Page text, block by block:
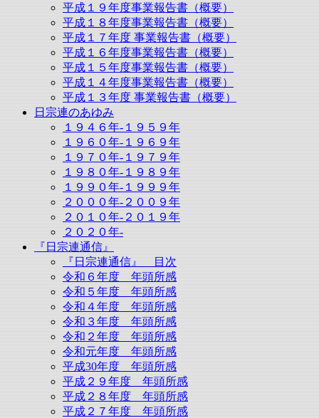
平成１９年度事業報告書（概要）
平成１８年度事業報告書（概要）
平成１７年度 事業報告書（概要）
平成１６年度事業報告書（概要）
平成１５年度事業報告書（概要）
平成１４年度事業報告書（概要）
平成１３年度 事業報告書（概要）
日宗連のあゆみ
１９４６年-１９５９年
１９６０年-１９６９年
１９７０年-１９７９年
１９８０年-１９８９年
１９９０年-１９９９年
２０００年-２００９年
２０１０年-２０１９年
２０２０年-
『日宗連通信』
『日宗連通信』 目次
令和６年度 年頭所感
令和５年度 年頭所感
令和４年度 年頭所感
令和３年度 年頭所感
令和２年度 年頭所感
令和元年度 年頭所感
平成30年度 年頭所感
平成２９年度 年頭所感
平成２８年度 年頭所感
平成２７年度 年頭所感